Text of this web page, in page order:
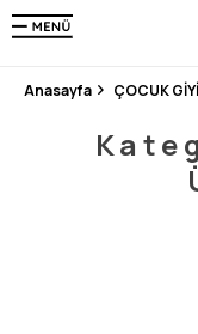
250.000'DEN FAZLA
3 MİLYONDAN
Anasayfa ÇOCUK